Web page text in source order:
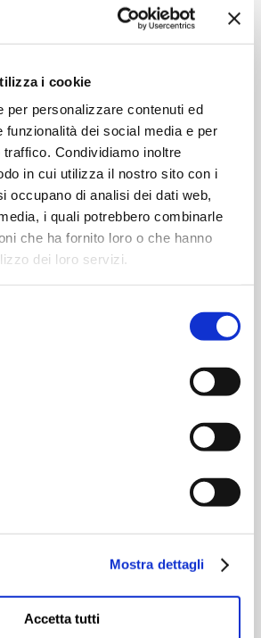
i cookie
per personalizzare contenuti ed
funzionalità dei social media e per
Condividiamo inoltre
in cui utilizza il nostro sito con i
occupano di analisi dei dati web,
i quali potrebbero combinarle
che ha fornito loro o che hanno
dei loro servizi.
Mostra dettagli
Accetta tutti
presidente Regione Emilia-Romagna
dell’oncologia: questo polo,
di garantire le terapie più
umana, che ormai
integrante di ogni cura. I pazienti
ma attori stessi della propria
un luogo accogliente, comodo e
un effetto positivo in un
Da tempo la Regione ha sposato
sempre più al passo con i tempi.”
un’intuizione nata ormai 8 anni fa e
un polo di alta specialità, integrato
renderà la presa in carico dei pazienti
Fondamentale è stato il contributo
Questa regione si conferma un
di innovazione sanitaria: una strada